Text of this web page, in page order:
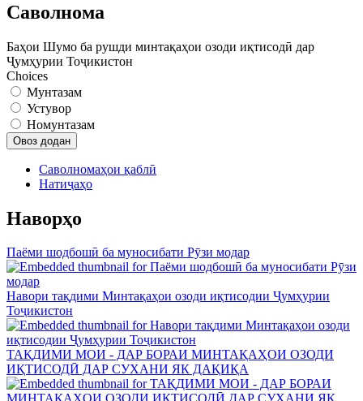
Саволнома
Баҳои Шумо ба рушди минтақаҳои озоди иқтисодӣ дар
Ҷумҳурии Тоҷикистон
Choices
Мунтазам
Устувор
Номунтазам
Саволномаҳои қаблӣ
Натиҷаҳо
Наворҳо
Паёми шодбошӣ ба муносибати Рӯзи модар
Навори тақдими Минтақаҳои озоди иқтисодии Ҷумҳурии
Тоҷикистон
ТАҚДИМИ МОИ - ДАР БОРАИ МИНТАҚАҲОИ ОЗОДИ
ИҚТИСОДӢ ДАР СУХАНИ ЯК ДАҚИҚА